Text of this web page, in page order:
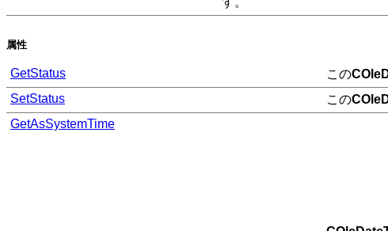
属性
GetStatus この
SetStatus
この
GetAsSystemTime